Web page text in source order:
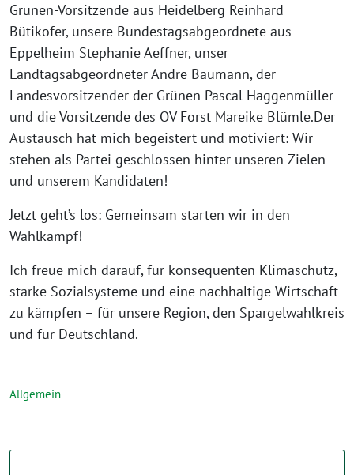
Grünen-Vorsitzende aus Heidelberg Reinhard
Bütikofer, unsere Bundestagsabgeordnete aus
Eppelheim Stephanie Aeffner, unser
Landtagsabgeordneter Andre Baumann, der
Landesvorsitzender der Grünen Pascal Haggenmüller
und die Vorsitzende des OV Forst Mareike Blümle.Der
Austausch hat mich begeistert und motiviert: Wir
stehen als Partei geschlossen hinter unseren Zielen
und unserem Kandidaten!
Jetzt geht’s los: Gemeinsam starten wir in den
Wahlkampf!
Ich freue mich darauf, für konsequenten Klimaschutz,
starke Sozialsysteme und eine nachhaltige Wirtschaft
zu kämpfen – für unsere Region, den Spargelwahlkreis
und für Deutschland.
Allgemein